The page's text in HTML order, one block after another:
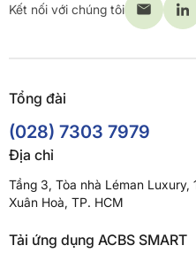
Kết nối với chúng tôi
Tổng đài
(028) 7303 7979
Địa chỉ
Tầng 3, Tòa nhà Léman Luxury,
Xuân Hoà, TP. HCM
Tải ứng dụng ACBS SMART